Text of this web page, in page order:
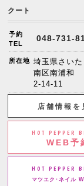
クート
予約
TEL
048-731-
所在地 埼玉県さい
南区南浦和
2-14-11
店舗情報を
HOT PEPPER
WEB予
HOT PEPPER
マツエク･ネイル